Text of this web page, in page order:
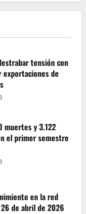
tensión con
exportaciones de
muertes y 3.122
el primer semestre
en la red
de abril de 2026